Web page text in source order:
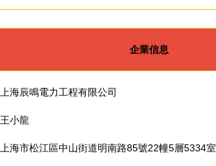
企業信息
上海辰鳴電力工程有限公司
王小龍
上海市松江區中山街道明南路85號22幢5層5334室